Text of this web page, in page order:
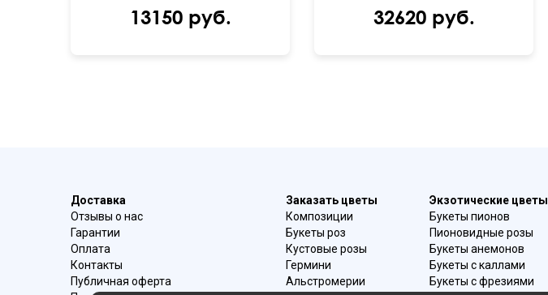
13150 руб. 32620 руб.
Доставка
Отзывы о нас
Гарантии
Оплата
Контакты
Публичная оферта
Заказать цветы
Композиции
Букеты роз
Кустовые розы
Гермини
Альстромерии
Экзотические цветы
Букеты пионов
Пионовидные розы
Букеты анемонов
Букеты с каллами
Букеты с фрезиями